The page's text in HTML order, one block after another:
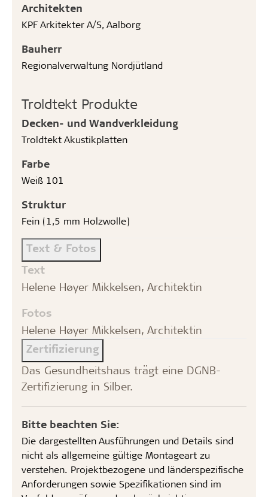
Architekten
KPF Arkitekter A/S, Aalborg
Bauherr
Regionalverwaltung Nordjütland
Troldtekt Produkte
Decken- und Wandverkleidung
Troldtekt Akustikplatten
Farbe
Weiß 101
Struktur
Fein (1,5 mm Holzwolle)
Text & Fotos
Text
Helene Høyer Mikkelsen, Architektin
Fotos
Helene Høyer Mikkelsen, Architektin
Zertifizierung
Das Gesundheitshaus trägt eine DGNB-
Zertifizierung in Silber.
Bitte beachten Sie:
Die dargestellten Ausführungen und Details sind
nicht als allgemeine gültige Montageart zu
verstehen. Projektbezogene und länderspezifische
Anforderungen sowie Spezifikationen sind im